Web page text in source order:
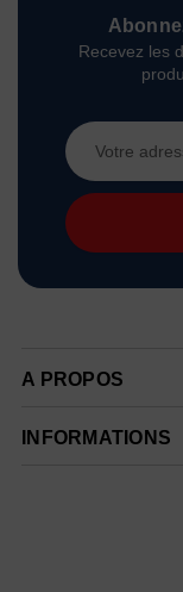
Recevez les
Adresse
e-
mail
A PROPOS
INFORMATIONS